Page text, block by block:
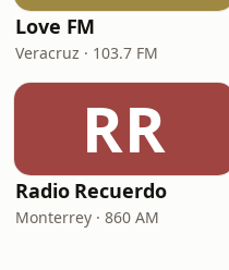
Love FM
Veracruz · 103.7 FM
RR
Radio Recuerdo
Monterrey · 860 AM